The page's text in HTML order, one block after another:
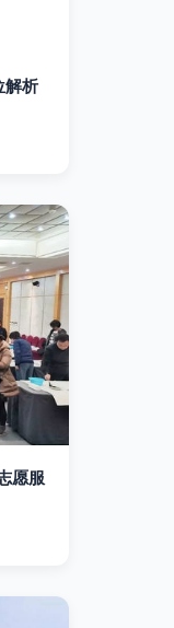
解析
愿服